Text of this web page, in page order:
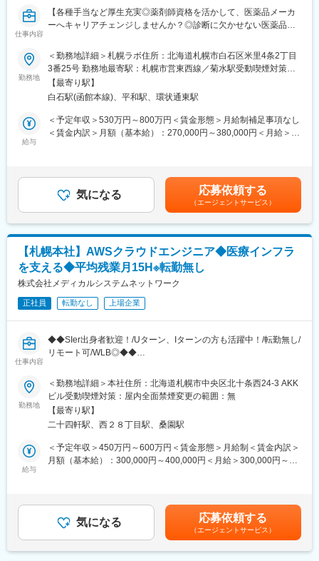
の販売計画を担っており、情報提供やサービスなど製品を通じて
食の安全や動物を健康を守る社会貢献性の高いに仕事に挑戦でき
ます。
高く、自信をもって提案することが可能です。戦略に基づきエリ
アにあった提案活動を進められる環境で、営業としての”やりが
い”を感じながら大きく成長できる環境です。
動物薬営業部は北日本／東日本／西日本の3支店で構成されていま
す
1963年に発売された活性生菌製剤「ビオスリー」をはじめ腸内細
菌のバランスを整え健康を維持する数々の医薬品を菌の培養から
製剤化まで一貫した品質重視の生産体制により開発・製造してい
ます
ビオスリーとは乳酸菌、酪酸菌、糖化菌から構成される菌です。
ビオスリーを配合した製品は、医療用医薬品、一般用医薬品、健
康食品原料、動物用医薬品、混合飼料、水産用混合飼料などさま
ざまの分野に利用されています。今後は医薬品のみならず、農業
などの新しい市場への進出拡大を目指しています。
仕事内容
【各種手当など厚生充実◎薬剤師資格を活かして、医薬品メーカ
ーへキャリアチェンジしませんか？◎診断に欠かせない医薬品の
がん診療になくてはならないPET検査において、
国内初のPET検査用放射性医薬品の承認を取得しした業界パイオ
ニア企業である同社にて、
全国各地のラボにて製造品質管理ポジションを募集いたします。
◎中途採用の薬剤師の方のほぼ半数以上が調剤薬局などからキャ
24時間稼働するラボのため夜勤が発生しますが、月6～13万円ほ
どの各勤務手当が支給されます。
◎将来的にはリーダーやラボ長としてのキャリアパスも！
・放射性医薬品の製造
・放射性医薬品の無菌試験、定量試験などの多種にわたる品質試
験
・放射性医薬品の製造から出荷までの管理
・新製剤、新技術の導入／改善／改良
※独り立ちするまで先輩がOJT形式・マンツーマンで丁寧にフォロ
ーします。
■当社について
SPECT・PETと呼ばれる核医学検査が主な事業分野です。これは
という技術であり、医療課題の克服に幅広く力を発揮できる可能
性があります。
特にPET検査はがん診療になくてはならないツールとなりました
が、当社は2005年に国内初のPET検査用放射性医薬品の承認を取
■勤務時間帯について
入社から3年目までは2:00～、8:00～、 8:45～シフト
～11:30・16:30～1:00・5:00～13:30・5:30～14:00・4:30～
13:00・8:00～16:30・7:30～16:00
▼補足事項
勤務地
＜勤務地詳細＞札幌ラボ住所：北海道札幌市白石区米里4条2丁目
3番25号 勤務地最寄駅：札幌市営東西線／菊水駅受動喫煙対策：
屋内全面禁煙変更の範囲：会社の定める事業所
【最寄り駅】
白石駅(函館本線)、平和駅、環状通東駅
給与
＜予定年収＞530万円～800万円＜賃金形態＞月給制補足事項なし
＜賃金内訳＞月額（基本給）：270,000円～380,000円＜月給＞
績のターゲット100％達成の場合支給■昇給：年1回
気になる 応募依頼する
（エージェントサービス）
【札幌本社】AWSクラウドエンジニア◆医療インフラ
を支える◆平均残業月15H※転勤無し
株式会社メディカルシステムネットワーク
正社員 転勤なし 上場企業
仕事内容
◆◆SIer出身者歓迎！/Uターン、Iターンの方も活躍中！/転勤無し/
リモート可/WLB◎◆◆
全国に450店舗以上を展開する「なの花薬局」をはじめ、医療イ
ンフラを支える多角的な事業を展開する当社にて、クラウドエン
ジニアとしてご活躍いただける方を募集いたします。
■業務内容
流通システム部にて、クラウドエンジニアとしてAWSを中心とし
たクラウドインフラの設計・構築・運用保守をお任せします。
す。
勤務地
＜勤務地詳細＞本社住所：北海道札幌市中央区北十条西24-3 AKK
ビル受動喫煙対策：屋内全面禁煙変更の範囲：無
【最寄り駅】
二十四軒駅、西２８丁目駅、桑園駅
給与
＜予定年収＞450万円～600万円＜賃金形態＞月給制＜賃金内訳＞
月額（基本給）：300,000円～400,000円＜月給＞300,000円～
も目安の金額であり、選考を通じて上下する可能性があります。
月給(月額)は固定手当を含めた表記です。
気になる 応募依頼する
（エージェントサービス）